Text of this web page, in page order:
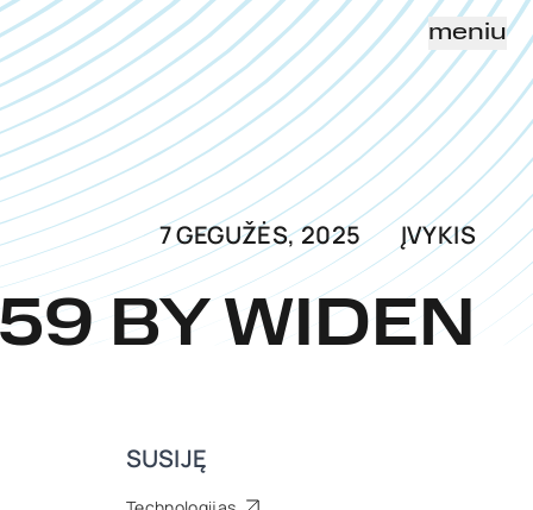
meniu
BY WIDEN
7 GEGUŽĖS, 2025 ĮVYKIS
SUSIJĘ